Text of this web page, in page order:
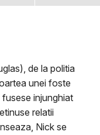
de la politia
unei foste
injunghiat
relatii
Nick se